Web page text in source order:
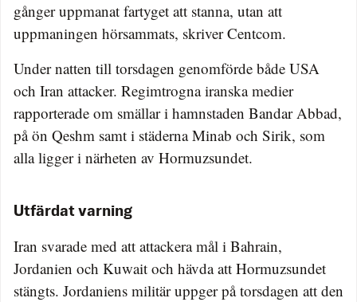
gånger uppmanat fartyget att stanna, utan att
uppmaningen hörsammats, skriver Centcom.
Under natten till torsdagen genomförde både USA
och Iran attacker. Regimtrogna iranska medier
rapporterade om smällar i hamnstaden Bandar Abbad,
på ön Qeshm samt i städerna Minab och Sirik, som
alla ligger i närheten av Hormuzsundet.
Utfärdat varning
Iran svarade med att attackera mål i Bahrain,
Jordanien och Kuwait och hävda att Hormuzsundet
stängts. Jordaniens militär uppger på torsdagen att den